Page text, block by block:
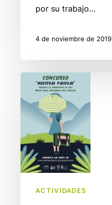
por su trabajo…
4 de noviembre de 2019
Edición
del
Concurso
NUESTRAS
PASIEGAS
ACTIVIDADES